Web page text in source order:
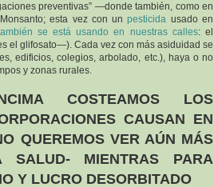
preventivas” —donde también, como en
esta vez con unpesticida usado en
se está usando en nuestras calles: el
el glifosato—). Cada vez con más asiduidad se
edificios, colegios, arbolado, etc.), haya o no
y zonas rurales.
COSTEAMOS LOS
CAUSAN EN
QUEREMOS VER AÚN MÁS
SALUD- MIENTRAS PARA
Y LUCRO DESORBITADO